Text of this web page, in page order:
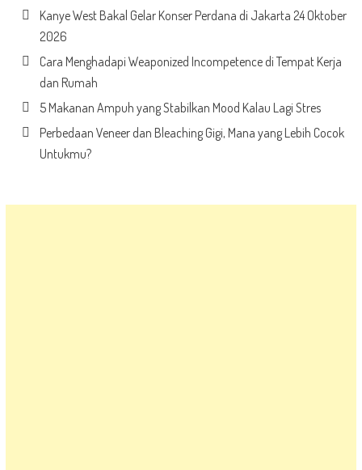
Kanye West Bakal Gelar Konser Perdana di Jakarta 24 Oktober
2026
Cara Menghadapi Weaponized Incompetence di Tempat Kerja
dan Rumah
5 Makanan Ampuh yang Stabilkan Mood Kalau Lagi Stres
Perbedaan Veneer dan Bleaching Gigi, Mana yang Lebih Cocok
Untukmu?